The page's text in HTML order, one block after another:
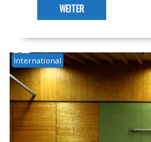
WEITER
International